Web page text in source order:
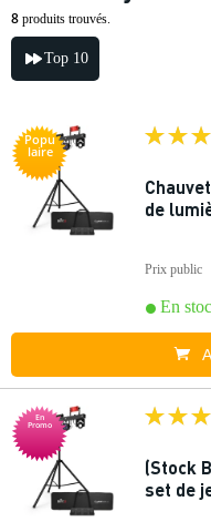
8 produits trouvés.
Top 10
Popu
laire
de
Prix public
En
En
Promo
(Stock
set de